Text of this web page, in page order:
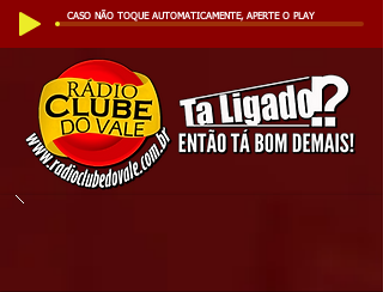
CASO NÃO TOQUE AUTOMATICAMENTE, APERTE O PLAY